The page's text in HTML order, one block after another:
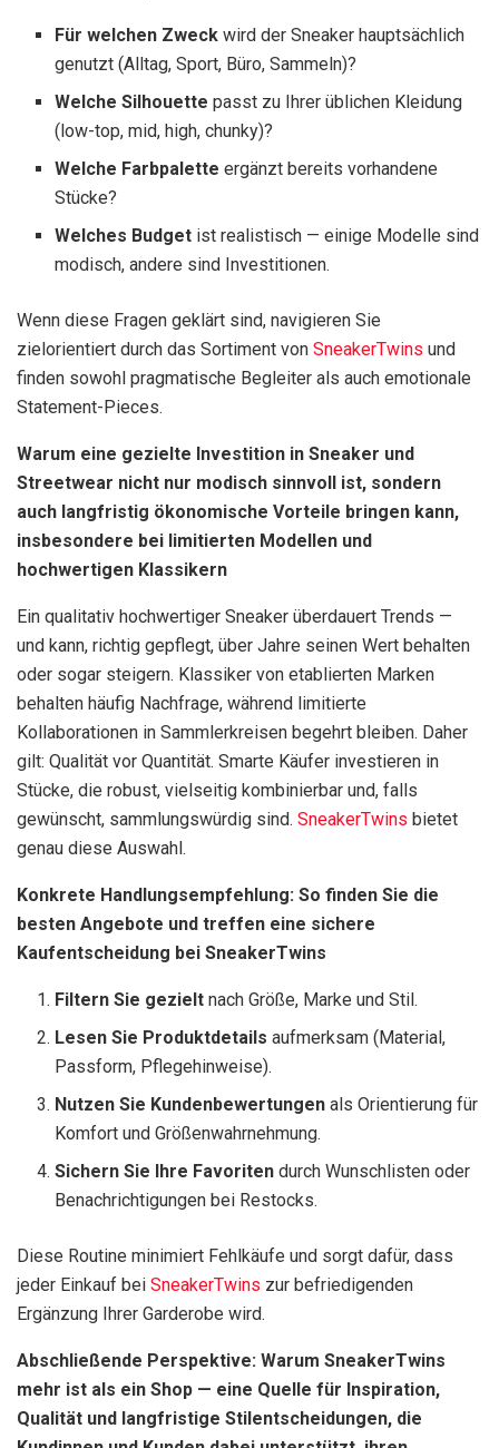
Für welchen Zweck wird der Sneaker hauptsächlich
genutzt (Alltag, Sport, Büro, Sammeln)?
Welche Silhouette passt zu Ihrer üblichen Kleidung
(low-top, mid, high, chunky)?
Welche Farbpalette ergänzt bereits vorhandene
Stücke?
Welches Budget ist realistisch — einige Modelle sind
modisch, andere sind Investitionen.
Wenn diese Fragen geklärt sind, navigieren Sie
zielorientiert durch das Sortiment von SneakerTwins und
finden sowohl pragmatische Begleiter als auch emotionale
Statement-Pieces.
Warum eine gezielte Investition in Sneaker und
Streetwear nicht nur modisch sinnvoll ist, sondern
auch langfristig ökonomische Vorteile bringen kann,
insbesondere bei limitierten Modellen und
hochwertigen Klassikern
Ein qualitativ hochwertiger Sneaker überdauert Trends —
und kann, richtig gepflegt, über Jahre seinen Wert behalten
oder sogar steigern. Klassiker von etablierten Marken
behalten häufig Nachfrage, während limitierte
Kollaborationen in Sammlerkreisen begehrt bleiben. Daher
gilt: Qualität vor Quantität. Smarte Käufer investieren in
Stücke, die robust, vielseitig kombinierbar und, falls
gewünscht, sammlungswürdig sind. SneakerTwins bietet
genau diese Auswahl.
Konkrete Handlungsempfehlung: So finden Sie die
besten Angebote und treffen eine sichere
Kaufentscheidung bei SneakerTwins
Filtern Sie gezielt nach Größe, Marke und Stil.
Lesen Sie Produktdetails aufmerksam (Material,
Passform, Pflegehinweise).
Nutzen Sie Kundenbewertungen als Orientierung für
Komfort und Größenwahrnehmung.
Sichern Sie Ihre Favoriten durch Wunschlisten oder
Benachrichtigungen bei Restocks.
Diese Routine minimiert Fehlkäufe und sorgt dafür, dass
jeder Einkauf bei SneakerTwins zur befriedigenden
Ergänzung Ihrer Garderobe wird.
Abschließende Perspektive: Warum SneakerTwins
mehr ist als ein Shop — eine Quelle für Inspiration,
Qualität und langfristige Stilentscheidungen, die